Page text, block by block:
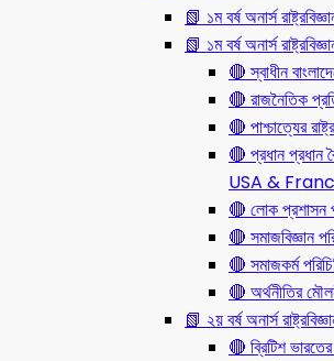
📗 ১ম বর্ষ অনার্স
📗 ১ম বর্ষ অনার্স
🔴 স্বাধীন
🔴 রাজনৈতিক
🔴 পাশ্চাত্যের
🔴 প্রধান প্রধান
USA &
🔴 লোক প্রশাসন
🔴 সমাজবিজ্ঞান
🔴 সমাজকর্ম
🔴 অর্থনীতির
📗 ২য় বর্ষ অনার্স
🔴 ব্রিটিশ